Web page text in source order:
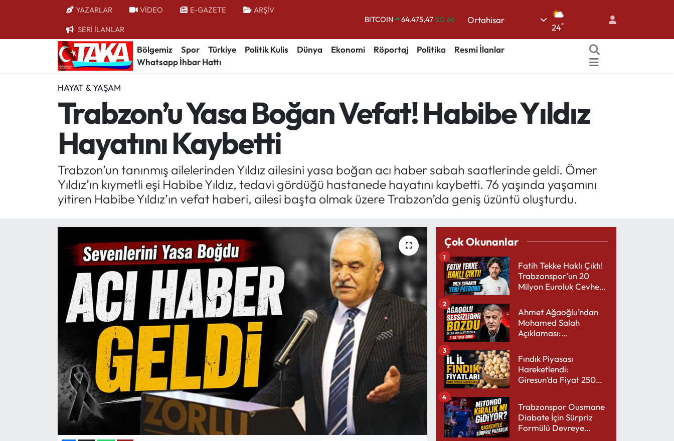
YAZARLAR VİDEO E-GAZETE ARŞİV
SERİ İLANLAR
EURO
55,1336%0.18
BİST100
13.703
Ortahisar
24°
Bölgemiz Spor Türkiye Politik Kulis Dünya Ekonomi Röportaj Politika
Resmi İlanlar
Whatsapp İhbar Hattı
HAYAT & YAŞAM
Trabzon’u Yasa Boğan Vefat! Habibe Yıldız
Hayatını Kaybetti
Trabzon’un tanınmış ailelerinden Yıldız ailesini yasa boğan acı haber sabah saatlerinde geldi. Ömer
Yıldız’ın kıymetli eşi Habibe Yıldız, tedavi gördüğü hastanede hayatını kaybetti. 76 yaşında yaşamını
yitiren Habibe Yıldız’ın vefat haberi, ailesi başta olmak üzere Trabzon’da geniş üzüntü oluşturdu.
Çok Okunanlar
Fatih Tekke Haklı Çıktı!
Trabzonspor'un 20
Milyon Euroluk Cevheri
1
Ahmet Ağaoğlu’ndan
Mohamed Salah
Açıklaması:
Yakışır
2
Fındık Piyasası
Hareketlendi:
Giresun’da Fiyat 250
3
Trabzonspor Ousmane
Diabate İçin Sürpriz
Formülü Devreye
4
Bölgemiz
Kültür/Sanat
Politik Kulis
Mektup Galeri
Köşe Yazıları
Karikatür Galeri
ASTROLOJİ
Spor Yazıları
Trabzon Nöbetçi Eczaneler
Trabzon Hava Durumu
Trabzon Trafik Yoğunluk Haritası
Süper Lig Puan Durumu ve Fikstür
Tüm Manşetler
Son Dakika Haberleri
Haber Arşivi